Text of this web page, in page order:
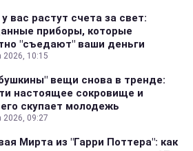
вас растут счета за свет:
приборы, которые
"съедают" ваши деньги
2026, 10:15
вещи снова в тренде:
настоящее сокровище и
скупает молодежь
2026, 09:27
Мирта из "Гарри Поттера": как